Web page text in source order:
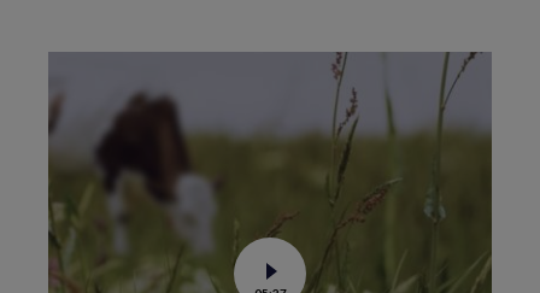
Voir